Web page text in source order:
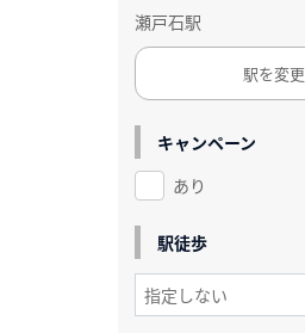
瀬戸石駅
駅を変更
キャンペーン
あり
駅徒歩